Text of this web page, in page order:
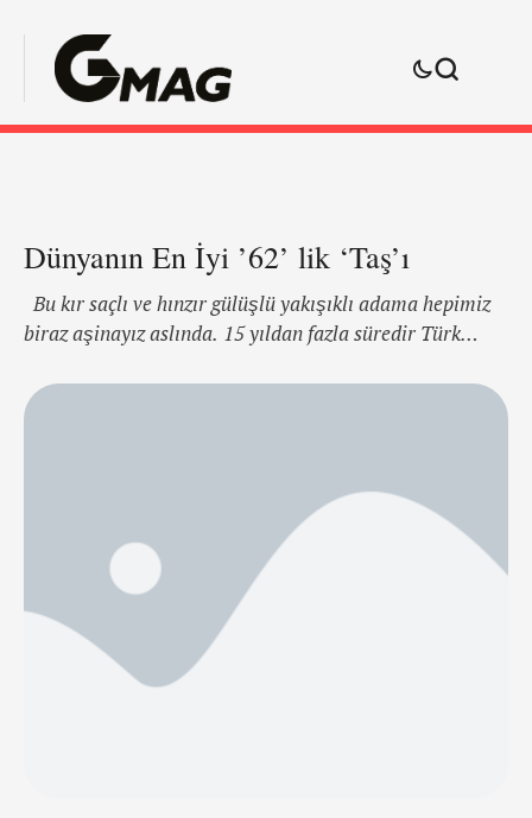
Dünyanın En İyi ’62’ lik ‘Taş’ı
Bu kır saçlı ve hınzır gülüşlü yakışıklı adama hepimiz
biraz aşinayız aslında. 15 yıldan fazla süredir Türk
SARAR ın mankenliğini de yapan Joe Kloenne tam bir
İstanbul aşığı. Taksim'in kendisinde ayrı bir yeri